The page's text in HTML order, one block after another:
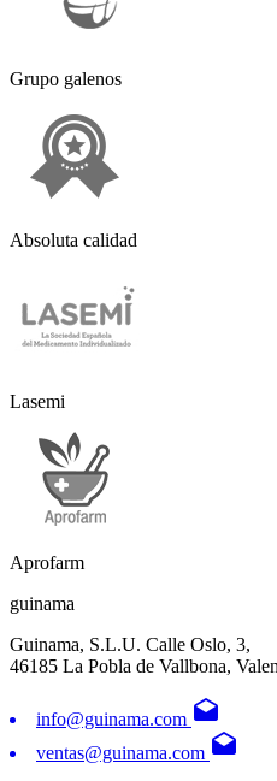
Grupo galenos
Absoluta calidad
Lasemi
Aprofarm
guinama
Guinama, S.L.U. Calle Oslo, 3,
46185 La Pobla de Vallbona,
info@guinama.com drafts
ventas@guinama.com drafts